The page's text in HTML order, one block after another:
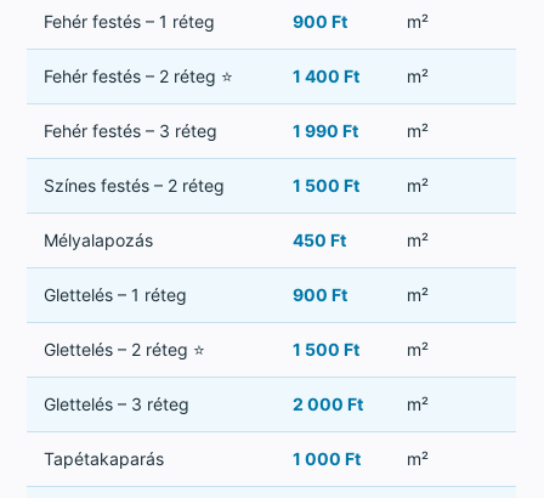
Fehér festés – 1 réteg 900 Ft m²
Fehér festés – 2 réteg ⭐ 1 400 Ft m²
Fehér festés – 3 réteg 1 990 Ft m²
Színes festés – 2 réteg 1 500 Ft m²
Mélyalapozás 450 Ft m²
Glettelés – 1 réteg 900 Ft m²
Glettelés – 2 réteg ⭐ 1 500 Ft m²
Glettelés – 3 réteg 2 000 Ft m²
Tapétakaparás 1 000 Ft m²